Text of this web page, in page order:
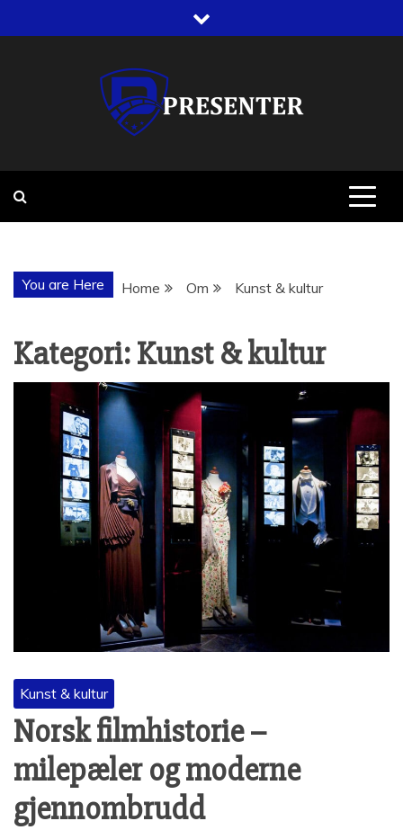
to
PRESENTER
You are Here Home Om Kunst & kultur
Kategori:Kunst & kultur
Kunst & kultur
Norsk filmhistorie –
milepæler og moderne
gjennombrudd